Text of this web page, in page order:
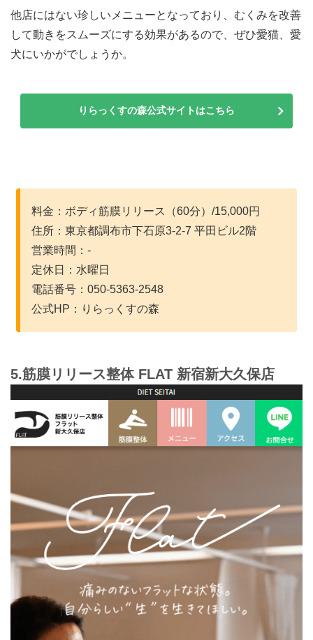
他店にはない珍しいメニューとなっており、むくみを改善
して動きをスムーズにする効果があるので、ぜひ愛猫、愛
犬にいかがでしょうか。
りらっくすの森公式サイトはこちら
料金：ボディ筋膜リリース（60分）/15,000円
住所：東京都調布市下石原3-2-7 平田ビル2階
営業時間：-
定休日：水曜日
電話番号：050-5363-2548
公式HP：りらっくすの森
5.筋膜リリース整体 FLAT 新宿新大久保店